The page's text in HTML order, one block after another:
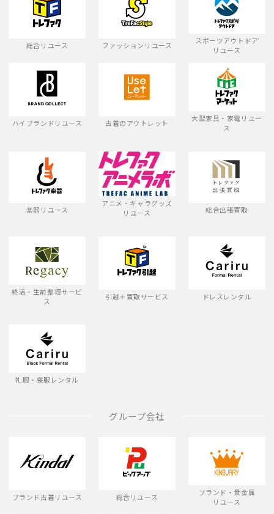
総合リユース ファッションリユース
スポーツアウトドア
リユース
ハイブランドリユース 古着のアウトレット
大型家具・家電リユー
ス
楽器リユース
アニメ・キャラグッズ
リユース
総合出張買取
終活・生前整理サービ
ス
引越＋買取サービス ドレスレンタル
礼服・喪服レンタル
グループ会社
ブランド古着リユース 総合リユース
ブランド・貴金属
リユース